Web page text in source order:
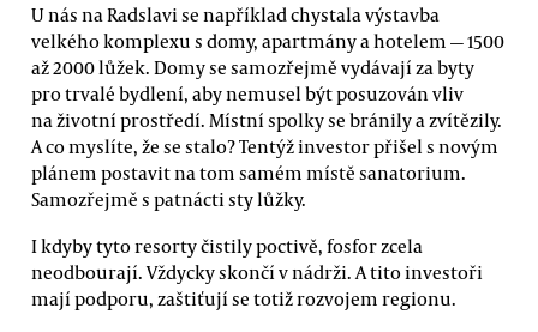
U nás na Radslavi se například chystala výstavba
velkého komplexu s domy, apartmány a hotelem — 1500
až 2000 lůžek. Domy se samozřejmě vydávají za byty
pro trvalé bydlení, aby nemusel být posuzován vliv
na životní prostředí. Místní spolky se bránily a zvítězily.
A co myslíte, že se stalo? Tentýž investor přišel s novým
plánem postavit na tom samém místě sanatorium.
Samozřejmě s patnácti sty lůžky.
I kdyby tyto resorty čistily poctivě, fosfor zcela
neodbourají. Vždycky skončí v nádrži. A tito investoři
mají podporu, zaštiťují se totiž rozvojem regionu.